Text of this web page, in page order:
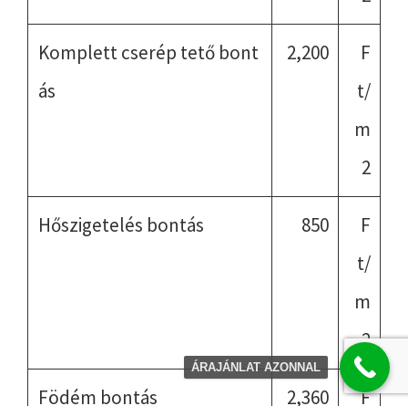
Komplett cserép tető bont
ás
2,200
F
t/
m
2
Hőszigetelés bontás 850
F
t/
m
2
Födém bontás 2,360 F
ÁRAJÁNLAT AZONNAL